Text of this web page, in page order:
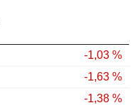
-1,03 %
-1,63 %
-1,38 %